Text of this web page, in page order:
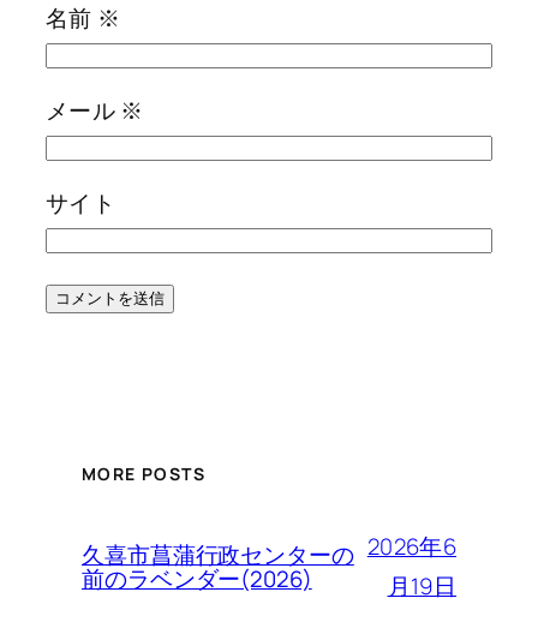
名前 ※
メール ※
サイト
MORE POSTS
久喜市菖蒲行政センターの
前のラベンダー(2026)
2026年6
月19日